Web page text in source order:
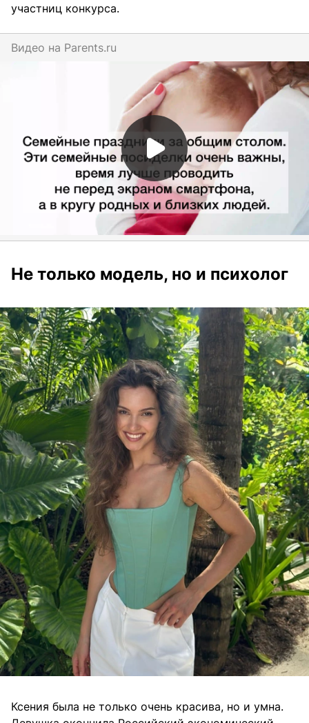
участниц конкурса.
Видео на parents.ru
Не только модель, но и психолог
Ксения была не только очень красива, но и умна.